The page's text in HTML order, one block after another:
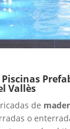
Vallès
de
o